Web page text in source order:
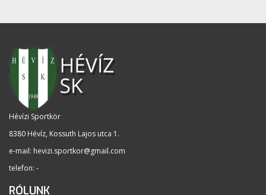
Hévízi Sportkör
8380 Hévíz, Kossuth Lajos utca 1 .
e-mail: hevizi.sportkor@gmail.com
telefon: -
RÓLUNK